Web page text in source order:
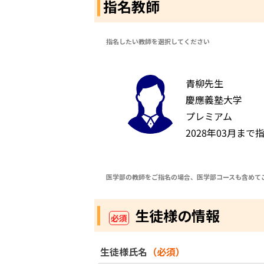
指名教師
指名したい教師を選択してください
青柳先生
慶應義塾大学
プレミアム
2028年03月まで
医学部の教師をご指名の場合、医学部コースも含めて
必須 生徒様の情報
生徒様氏名 （必須）